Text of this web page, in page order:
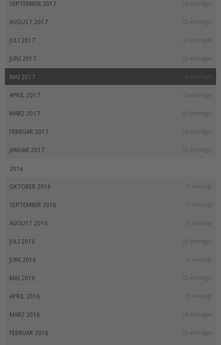
SEPTEMBER 2017 (5 einträge)
AUGUST 2017 (2 einträge)
JULI 2017 (2 einträge)
JUNI 2017 (3 einträge)
MAI 2017 (4 einträge)
APRIL 2017 (3 einträge)
MÄRZ 2017 (5 einträge)
FEBRUAR 2017 (4 einträge)
JANUAR 2017 (3 einträge)
2016
OKTOBER 2016 (1 eintrag)
SEPTEMBER 2016 (1 eintrag)
AUGUST 2016 (1 eintrag)
JULI 2016 (3 einträge)
JUNI 2016 (1 eintrag)
MAI 2016 (3 einträge)
APRIL 2016 (1 eintrag)
MÄRZ 2016 (4 einträge)
FEBRUAR 2016 (3 einträge)